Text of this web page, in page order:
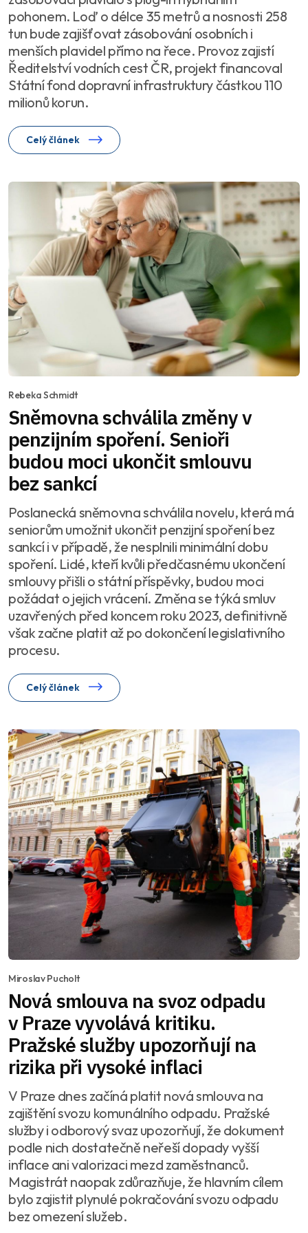
pohonem. Loď o délce 35 metrů a nosnosti 258
tun bude zajišťovat zásobování osobních i
menších plavidel přímo na řece. Provoz zajistí
Ředitelství vodních cest ČR, projekt financoval
Státní fond dopravní infrastruktury částkou 110
milionů korun.
Celý článek
Rebeka Schmidt
Sněmovna schválila změny v
penzijním spoření. Senioři
budou moci ukončit smlouvu
bez sankcí
Poslanecká sněmovna schválila novelu, která má
seniorům umožnit ukončit penzijní spoření bez
sankcí i v případě, že nesplnili minimální dobu
spoření. Lidé, kteří kvůli předčasnému ukončení
smlouvy přišli o státní příspěvky, budou moci
požádat o jejich vrácení. Změna se týká smluv
uzavřených před koncem roku 2023, definitivně
však začne platit až po dokončení legislativního
procesu.
Celý článek
Miroslav Pucholt
Nová smlouva na svoz odpadu
v Praze vyvolává kritiku.
Pražské služby upozorňují na
rizika při vysoké inflaci
V Praze dnes začíná platit nová smlouva na
zajištění svozu komunálního odpadu. Pražské
služby i odborový svaz upozorňují, že dokument
podle nich dostatečně neřeší dopady vyšší
inflace ani valorizaci mezd zaměstnanců.
Magistrát naopak zdůrazňuje, že hlavním cílem
bylo zajistit plynulé pokračování svozu odpadu
bez omezení služeb.